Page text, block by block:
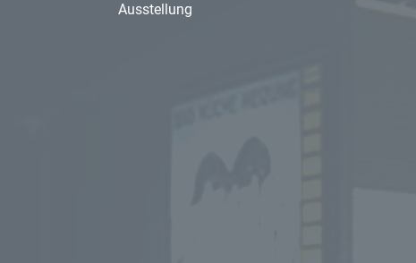
Ausstellung